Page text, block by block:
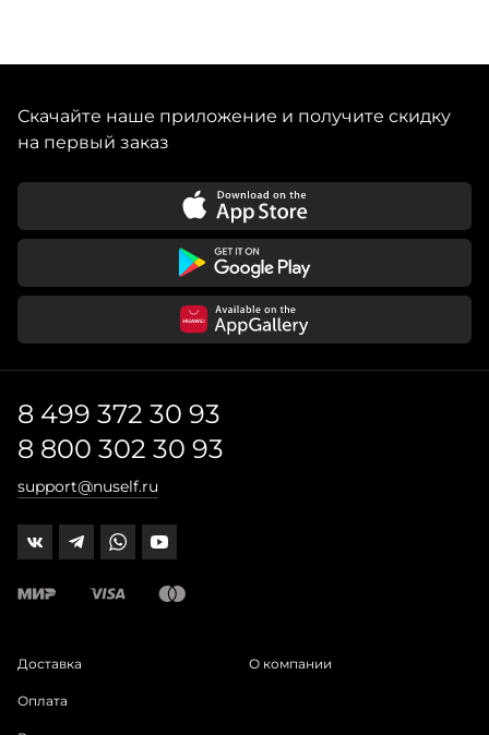
Скачайте наше приложение и получите скидку
на первый заказ
8 499 372 30 93
8 800 302 30 93
support@nuself.ru
Доставка
Оплата
О компании